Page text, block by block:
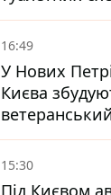
будинком
16:49
У Нових
Києва
знайшли
15:30
Під Києвом